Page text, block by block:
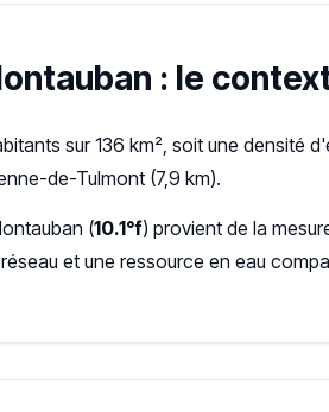
: le
sur 136 km², soit une densité
de-Tulmont (7,9 km).
(10.1°f) provient de la
et une ressource en eau